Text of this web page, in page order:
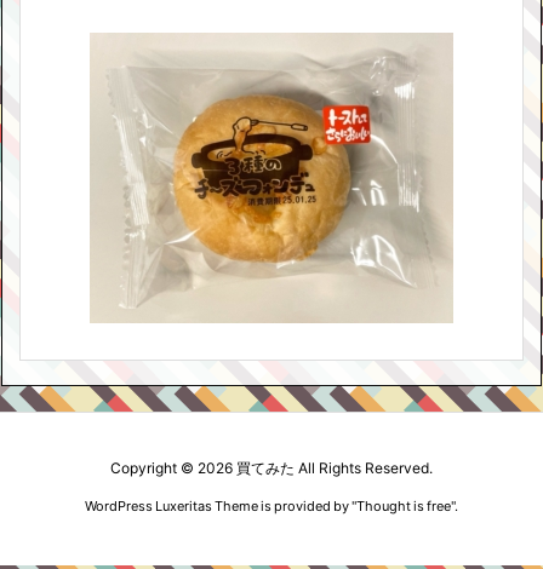
Copyright © 2026 買てみた All Rights Reserved.
WordPress Luxeritas Theme is provided by "Thought is free".